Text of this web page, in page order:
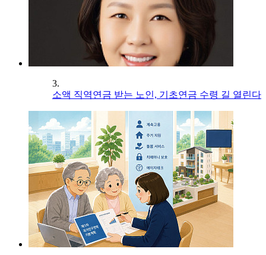
3.
소액 직역연금 받는 노인, 기초연금 수령 길 열린다